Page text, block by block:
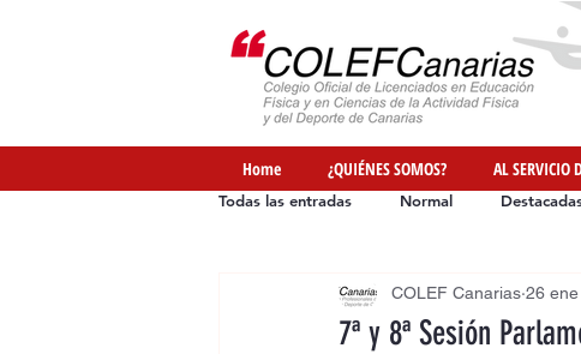
Home ¿QUIÉNES SOMOS? AL SERVICIO
Todas las entradas Normal
Ofertas de Empleo Formación
7ª y 8ª Sesión
COLEF Canarias 26